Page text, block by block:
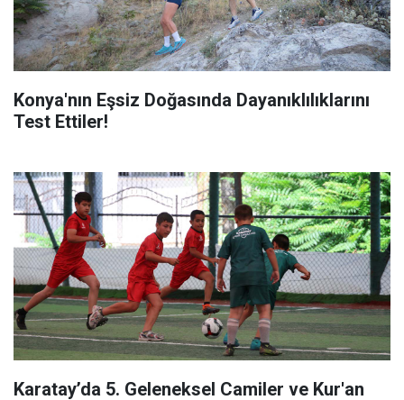
Konya'nın Eşsiz Doğasında Dayanıklılıklarını
Test Ettiler!
Karatay’da 5. Geleneksel Camiler ve Kur'an